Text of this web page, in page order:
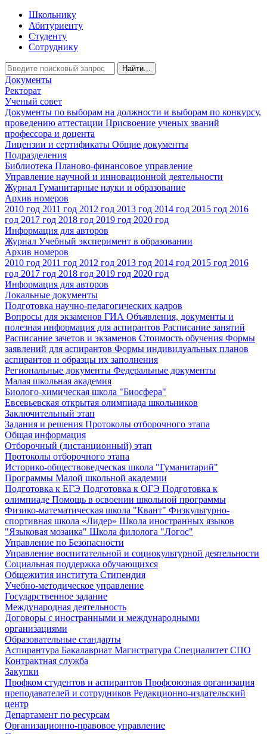
Школьнику
Абитуриенту
Студенту
Сотруднику
Найти...
Документы
Ректорат
Ученый совет
Документы по выборам на должности и выборам по конкурсу,
проведению аттестации Присвоение ученых званий
профессора и доцента
Лицензии и сертификаты Общие документы
Подразделения
Библиотека Планово-финансовое управление
Управление научной и инновационной деятельности
Журнал Гуманитарные науки и образование
Архив номеров
2010 год 2011 год 2012 год 2013 год 2014 год 2015 год 2016
год 2017 год 2018 год 2019 год 2020 год
Информация для авторов
Журнал Учебный эксперимент в образовании
Архив номеров
2010 год 2011 год 2012 год 2013 год 2014 год 2015 год 2016
год 2017 год 2018 год 2019 год 2020 год
Информация для авторов
Локальные документы
Подготовка научно-педагогических кадров
Вопросы для экзаменов ГИА Объявления, документы и
полезная информация для аспирантов Расписание занятий
Расписание зачетов и экзаменов Стоимость обучения Формы
заявлений для аспирантов Формы индивидуальных планов
аспирантов и образцы их заполнения
Региональные документы Федеральные документы
Малая школьная академия
Биолого-химическая школа "Биосфера"
Евсевьевская открытая олимпиада школьников
Заключительный этап
Задания и решения Протоколы отборочного этапа
Общая информация
Отборочный (дистанционный) этап
Протоколы отборочного этапа
Историко-обществоведческая школа "Гуманитарий"
Программы Малой школьной академии
Подготовка к ЕГЭ Подготовка к ОГЭ Подготовка к
олимпиаде Помощь в освоении школьной программы
Физико-математическая школа "Квант" Физкультурно-
спортивная школа «Лидер» Школа иностранных языков
"Языковая мозаика" Школа филолога "Логос"
Управление по Безопасности
Управление воспитательной и социокультурной деятельности
Социальная поддержка обучающихся
Общежития института Стипендия
Учебно-методическое управление
Государственное задание
Международная деятельность
Договоры с иностранными и международными
организациями
Образовательные стандарты
Аспирантура Бакалавриат Магистратура Специалитет СПО
Контрактная служба
Закупки
Профком студентов и аспирантов Профсоюзная организация
преподавателей и сотрудников Редакционно-издательский
центр
Департамент по ресурсам
Организационно-правовое управление